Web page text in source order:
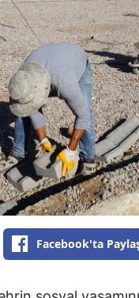
Facebook'ta